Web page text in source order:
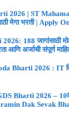
2026 | ST
मेगा भरती | Apply
188 जागांसाठी
आणि अर्जाची संपूर्ण
Bharti 2026 : IT
Bharti 2026 – 10वी
Dak Sevak